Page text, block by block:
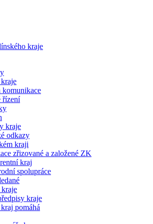
komunikace
řízení
kraje
odkazy
kraji
zřizované a založené ZK
kraj
spolupráce
kraje
pomáhá